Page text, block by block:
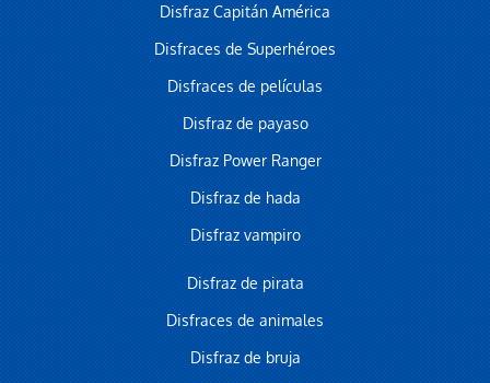
Disfraz Capitán América
Disfraces de Superhéroes
Disfraces de películas
Disfraz de payaso
Disfraz Power Ranger
Disfraz de hada
Disfraz vampiro
Disfraz de pirata
Disfraces de animales
Disfraz de bruja